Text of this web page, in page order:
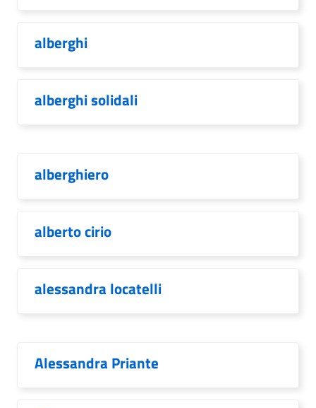
alberghi
alberghi solidali
alberghiero
alberto cirio
alessandra locatelli
Alessandra Priante